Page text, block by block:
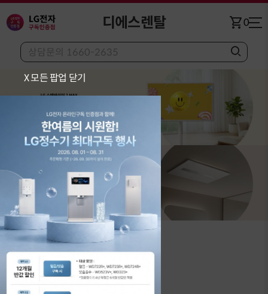
디에스렌탈 shopping_cart0
X 모든 팝업 닫기